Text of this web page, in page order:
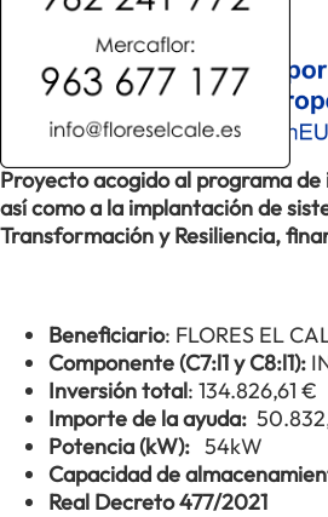
Proyecto acogido al programa
así como a la implantación de
Transformación y Resiliencia,
Beneficiario: FLORES EL
Componente (C7:l1 y C8:l1):
Inversión total: 134.826,61 €
Importe de la ayuda:
Potencia (kW): 54kW
Capacidad de
Real Decreto 477/2021